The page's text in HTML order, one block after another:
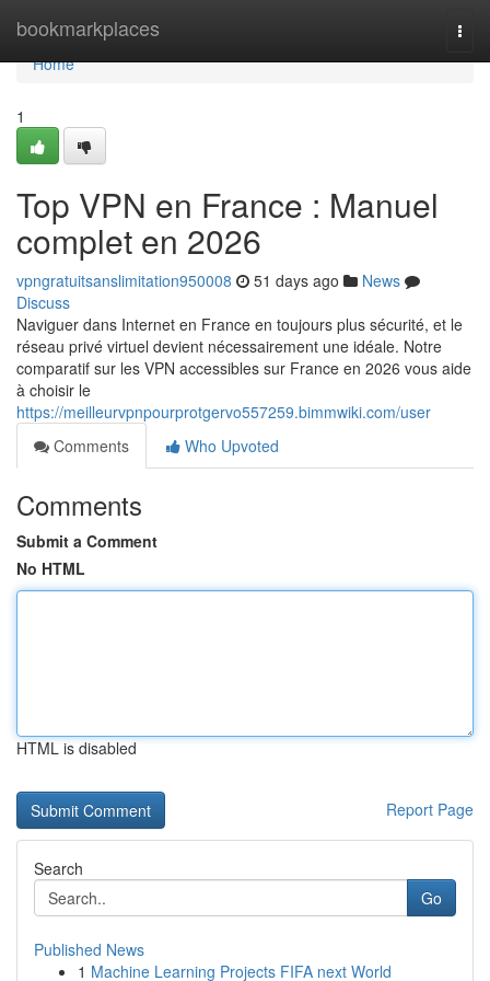
bookmarkplaces
Home
Home
1
Top VPN en France : Manuel
complet en 2026
vpngratuitsanslimitation950008 51 days ago
News
Discuss
Naviguer dans Internet en France en toujours plus sécurité, et le
réseau privé virtuel devient nécessairement une idéale. Notre
comparatif sur les VPN accessibles sur France en 2026 vous aide
à choisir le
https://meilleurvpnpourprotgervo557259.bimmwiki.com/user
Comments
Who Upvoted
Comments
Submit a Comment
No HTML
HTML is disabled
Report Page
Search
Go
Published News
1 Machine Learning Projects FIFA next World